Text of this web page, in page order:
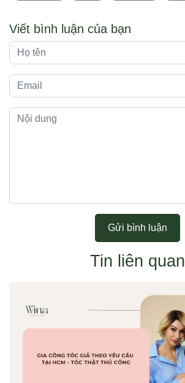
Viết bình luận của bạn
Gửi bình luận
Tin liên quan